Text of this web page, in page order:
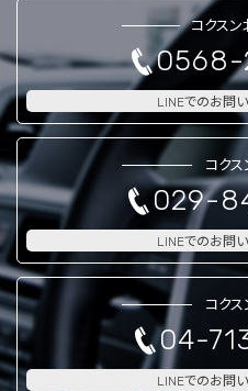
コクス
0568-
LINEでのお問
コク
029-
LINEでのお問
コクス
04-
LINEでのお問